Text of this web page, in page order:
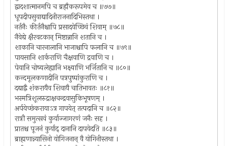
द्वादशात्मानमपि च ब्रह्मैकरूपमेव च ॥७७॥
धूपदीपसुवाद्यादिनीराजनादिभिस्तथा ।
नर्तनैः कीर्तनैश्चापि प्रसादयेच्छिवं शिवाम् ॥७८॥
नैवेद्ये क्षैरवटकान् मिष्टान्नानि शतानि च ।
शाकानि चारनालानि भाजाश्चापि फलानि च ॥७९॥
पायसानि शार्कराणि चैक्षवाणि द्रवाणि च ।
पेयानि चोष्यलेह्यानि भक्ष्याणि भर्जितानि च ॥८०॥
कन्दमूलकणादीनि पत्रपुष्पांकुराणि च ।
दद्याद्वै शंकरायैव शिवायै चातिभावतः ॥८१॥
भस्मत्रिशूलरुद्राक्षचन्द्रवासुकिभूषणम् ।
अर्पयेच्छंकरायाऽत्र गापयेत् तत्पदानि च ॥८२॥
रात्रौ समुत्सवं कुर्याज्जागरणं जनैः सह ।
प्रातश्च पूजनं कुर्याद् दानानि दापयेदति ॥८३॥
ब्राह्मणान्न्यासिनो योगिजनान् वै योगिनीस्तथा ।